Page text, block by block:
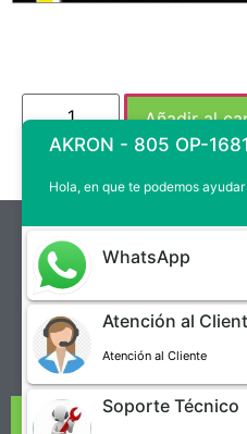
Añadir al
Zona Industrial de
Teléfono de Atención al
Teléfono de Soporte
NUESTRA
AKRON - 805 OP-
Hola, en que te podemos
WhatsApp
Atención al
Atención al Cliente
Soporte Técnico